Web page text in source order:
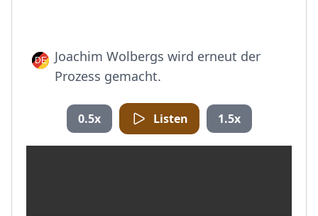
Joachim Wolbergs wird erneut der
Prozess gemacht.
0.5x Listen 1.5x